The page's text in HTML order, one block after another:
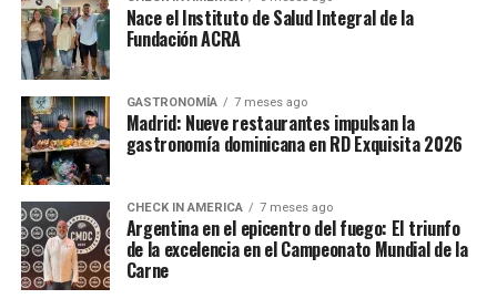
Nace el Instituto de Salud Integral de la
Fundación ACRA
GASTRONOMÍA 7 meses ago
Madrid: Nueve restaurantes impulsan la
gastronomía dominicana en RD Exquisita 2026
CHECK IN AMERICA 7 meses ago
Argentina en el epicentro del fuego: El triunfo
de la excelencia en el Campeonato Mundial de la
Carne